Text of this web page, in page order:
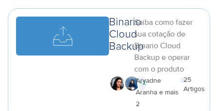
Binario
Cloud
Backup
Saiba como fazer
sua cotação de
Binario Cloud
Backup e operar
com o produto
+1
Aryadne
Aranha e mais
2
25
Artigos